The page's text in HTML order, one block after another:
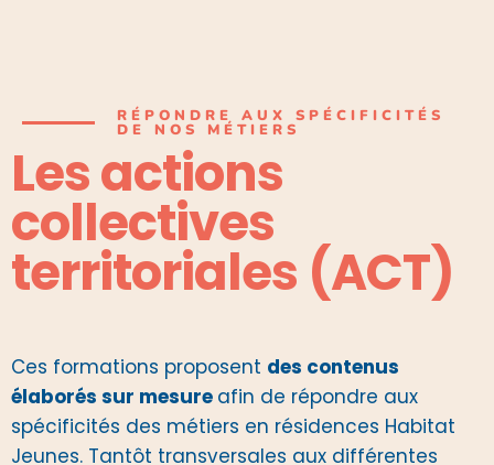
RÉPONDRE AUX SPÉCIFICITÉS
DE NOS MÉTIERS
Les actions
collectives
territoriales (ACT)
Ces formations proposent des contenus
élaborés sur mesure afin de répondre aux
spécificités des métiers en résidences Habitat
Jeunes. Tantôt transversales aux différentes